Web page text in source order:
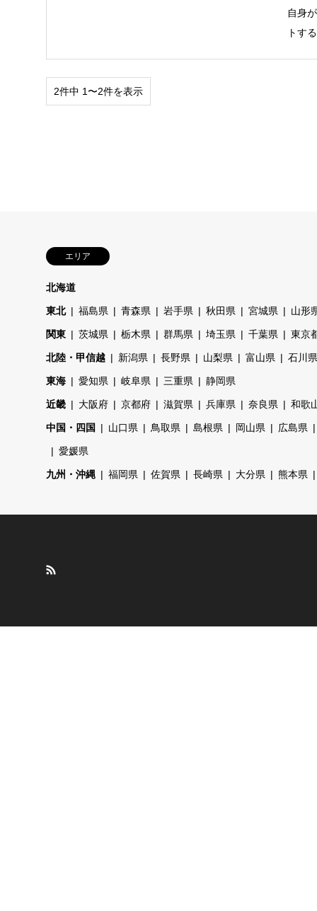
自身
トす
2件中 1〜2件を表示
エリア
北海道
東北 福島県 青森県 岩手県 秋田県 宮城県 山形
関東 茨城県 栃木県 群馬県 埼玉県 千葉県 東京
北陸・甲信越 新潟県 長野県 山梨県 富山県 石川県
東海 愛知県 岐阜県 三重県 静岡県
近畿 大阪府 京都府 滋賀県 兵庫県 奈良県 和歌
中国・四国 山口県 鳥取県 島根県 岡山県 広島県
愛媛県
九州・沖縄 福岡県 佐賀県 長崎県 大分県 熊本県